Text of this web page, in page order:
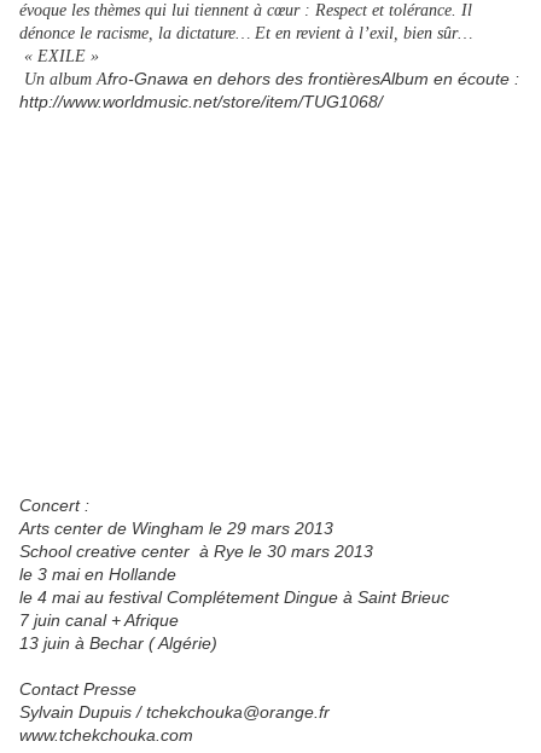
évoque les thèmes qui lui tiennent à cœur : Respect et tolérance. Il
dénonce le racisme, la dictature… Et en revient à l’exil, bien sûr…
« EXILE »
Un album Afro-Gnawa en dehors des frontièresAlbum en écoute :
http://www.worldmusic.net/store/item/TUG1068/
Concert :
Arts center de Wingham le 29 mars 2013
School creative center à Rye le 30 mars 2013
le 3 mai en Hollande
le 4 mai au festival Complétement Dingue à Saint Brieuc
7 juin canal + Afrique
13 juin à Bechar ( Algérie)
Contact Presse
Sylvain Dupuis / tchekchouka@orange.fr
www.tchekchouka.com